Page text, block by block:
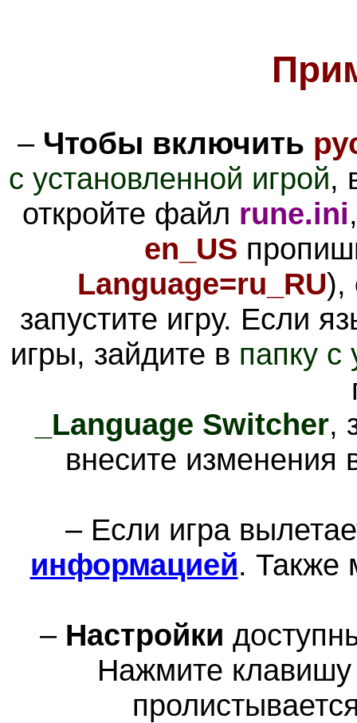
– Чтобы включить
с установленной игрой,
откройте файл rune.ini
en_US
Language=ru_RU),
запустите игру. Если
игры, зайдите в папку с
_Language Switcher,
внесите изменения
– Если игра
информацией. Также
– Настройки
Нажмите